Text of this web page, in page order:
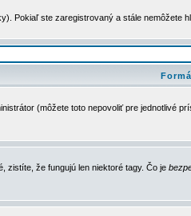
Pokiaľ ste zaregistrovaný a stále nemôžete
(môžete toto nepovoliť pre
zistíte, že fungujú len niektoré tagy. Čo je